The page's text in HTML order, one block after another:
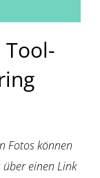
Fotos können
einen Link